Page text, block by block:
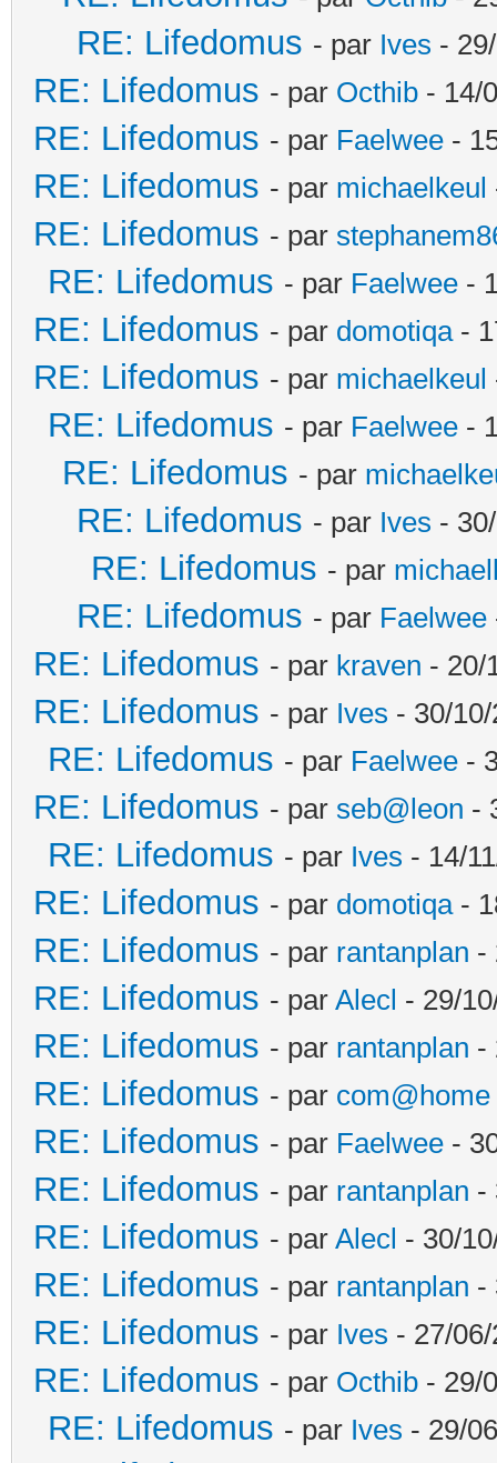
RE: Lifedomus - par Ives -
RE: Lifedomus - par Octhib - 14/
RE: Lifedomus - par Faelwee -
RE: Lifedomus - par michaelkeul
RE: Lifedomus - par
RE: Lifedomus - par Faelwee -
RE: Lifedomus - par domotiqa-
RE: Lifedomus - par michaelkeul
RE: Lifedomus - par Faelwee -
RE: Lifedomus - par
RE: Lifedomus - par Ives -
RE: Lifedomus - par
RE: Lifedomus - par Faelwee
RE: Lifedomus - par kraven - 20/
RE: Lifedomus - par Ives - 30/
RE: Lifedomus - par Faelwee -
RE: Lifedomus - par seb@leon -
RE: Lifedomus - par Ives - 14/
RE: Lifedomus - par domotiqa-
RE: Lifedomus - par rantanplan -
RE: Lifedomus - par Alecl - 29/
RE: Lifedomus - par rantanplan -
RE: Lifedomus - par com@home
RE: Lifedomus - par Faelwee -
RE: Lifedomus - par rantanplan -
RE: Lifedomus - par Alecl - 30/
RE: Lifedomus - par rantanplan -
RE: Lifedomus - par Ives - 27/
RE: Lifedomus - par Octhib - 29/
RE: Lifedomus - par Ives - 29/